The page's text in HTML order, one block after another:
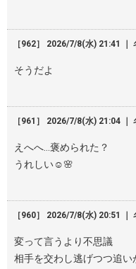
［962］ 2026/7/8(水) 21:41 ｜
そうだよ
［961］ 2026/7/8(水) 21:04 ｜
えへへ…褒められた？
うれしい☺️🌸
［960］ 2026/7/8(水) 20:51 ｜
変って言うより不思議
相手を交わし逃げつつ追